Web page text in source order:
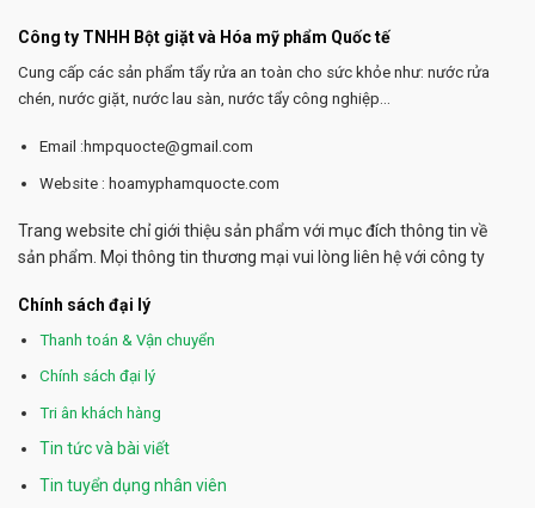
Công ty TNHH Bột giặt và Hóa mỹ phẩm Quốc tế
Cung cấp các sản phẩm tẩy rửa an toàn cho sức khỏe như: nước rửa
chén, nước giặt, nước lau sàn, nước tẩy công nghiệp...
Email :hmpquocte@gmail.com
Website : hoamyphamquocte.com
Trang website chỉ giới thiệu sản phẩm với mục đích thông tin về
sản phẩm. Mọi thông tin thương mại vui lòng liên hệ với công ty
Chính sách đại lý
Thanh toán & Vận chuyển
Chính sách đại lý
Tri ân khách hàng
Tin tức và bài viết
Tin tuyển dụng nhân viên